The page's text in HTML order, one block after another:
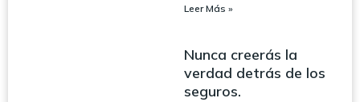
Leer Más »
Nunca creerás la
verdad detrás de los
seguros.